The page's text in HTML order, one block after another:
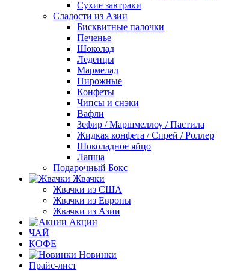
Сухие завтраки
Сладости из Азии
Бисквитные палочки
Печенье
Шоколад
Леденцы
Мармелад
Пирожные
Конфеты
Чипсы и снэки
Вафли
Зефир / Маршмеллоу / Пастила
Жидкая конфета / Спрей / Роллер
Шоколадное яйцо
Лапша
Подарочный Бокс
Жвачки
Жвачки из США
Жвачки из Европы
Жвачки из Азии
Акции
ЧАЙ
КОФЕ
Новинки
Прайс-лист